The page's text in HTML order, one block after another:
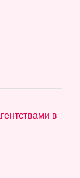
в